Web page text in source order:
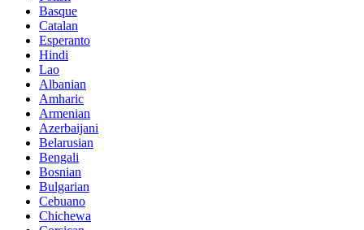
Basque
Catalan
Esperanto
Hindi
Lao
Albanian
Amharic
Armenian
Azerbaijani
Belarusian
Bengali
Bosnian
Bulgarian
Cebuano
Chichewa